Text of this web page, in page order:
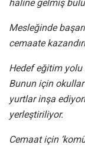
haline gelmiş
Mesleğinde
cemaate
Hedef eğitim
Bunun için okullar
yurtlar inşa
yerleştiriliyor.
Cemaat için